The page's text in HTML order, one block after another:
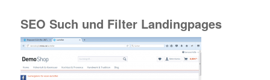
SEO Such und Filter Landingpages